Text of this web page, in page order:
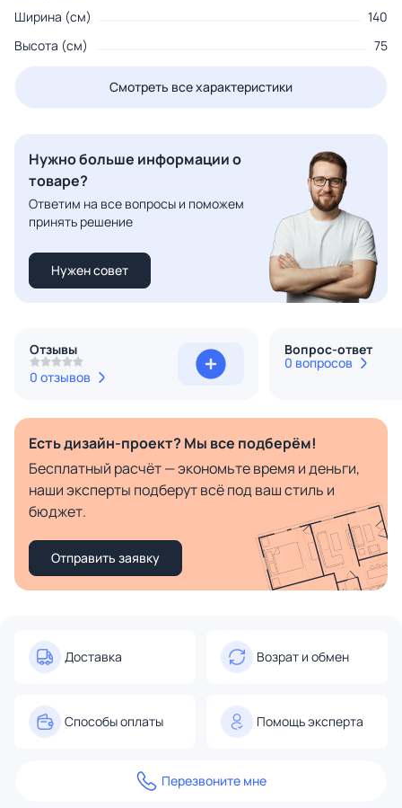
Ширина (см)
140
Высота (см)
75
Смотреть все характеристики
Нужно больше информации о
товаре?
Ответим на все вопросы и поможем
принять решение
Нужен совет
Отзывы
0 отзывов
Вопрос-ответ
0 вопросов
Есть дизайн-проект? Мы все подберём!
Бесплатный расчёт — экономьте время и деньги,
наши эксперты подберут всё под ваш стиль и
бюджет.
Отправить заявку
Доставка Возрат и обмен
Способы оплаты Помощь эксперта
Перезвоните мне